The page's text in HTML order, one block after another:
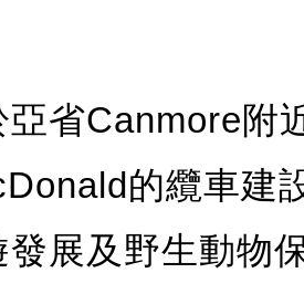
亞省Canmore附
的纜車建
發展及野生動物